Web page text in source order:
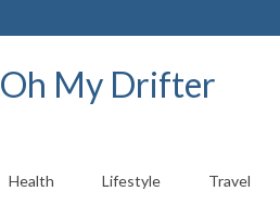
Oh My Drifter
Health Lifestyle Travel